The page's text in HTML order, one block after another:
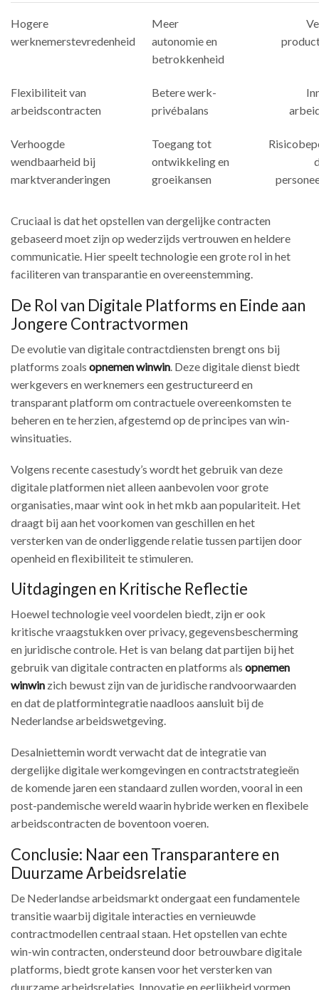
Hogere
werknemerstevredenheid
Meer
autonomie en
betrokkenheid
Flexibiliteit van
arbeidscontracten
Betere werk-
privébalans
Verhoogde
wendbaarheid bij
marktveranderingen
Toegang tot
ontwikkeling en
groeikansen
Cruciaal is dat het opstellen van dergelijke contracten
gebaseerd moet zijn op wederzijds vertrouwen en heldere
communicatie. Hier speelt technologie een grote rol in het
faciliteren van transparantie en overeenstemming.
De Rol van Digitale Platforms en Einde aan
Jongere Contractvormen
De evolutie van digitale contractdiensten brengt ons bij
platforms zoals opnemen winwin. Deze digitale dienst biedt
werkgevers en werknemers een gestructureerd en
transparant platform om contractuele overeenkomsten te
beheren en te herzien, afgestemd op de principes van win-
winsituaties.
Volgens recente casestudy’s wordt het gebruik van deze
digitale platformen niet alleen aanbevolen voor grote
organisaties, maar wint ook in het mkb aan populariteit. Het
draagt bij aan het voorkomen van geschillen en het
versterken van de onderliggende relatie tussen partijen door
openheid en flexibiliteit te stimuleren.
Uitdagingen en Kritische Reflectie
Hoewel technologie veel voordelen biedt, zijn er ook
kritische vraagstukken over privacy, gegevensbescherming
en juridische controle. Het is van belang dat partijen bij het
gebruik van digitale contracten en platforms als opnemen
winwin zich bewust zijn van de juridische randvoorwaarden
en dat de platformintegratie naadloos aansluit bij de
Nederlandse arbeidswetgeving.
Desalniettemin wordt verwacht dat de integratie van
dergelijke digitale werkomgevingen en contractstrategieën
de komende jaren een standaard zullen worden, vooral in een
post-pandemische wereld waarin hybride werken en flexibele
arbeidscontracten de boventoon voeren.
Conclusie: Naar een Transparantere en
Duurzame Arbeidsrelatie
De Nederlandse arbeidsmarkt ondergaat een fundamentele
transitie waarbij digitale interacties en vernieuwde
contractmodellen centraal staan. Het opstellen van echte
win-win contracten, ondersteund door betrouwbare digitale
platforms, biedt grote kansen voor het versterken van
duurzame arbeidsrelaties. Innovatie en eerlijkheid vormen